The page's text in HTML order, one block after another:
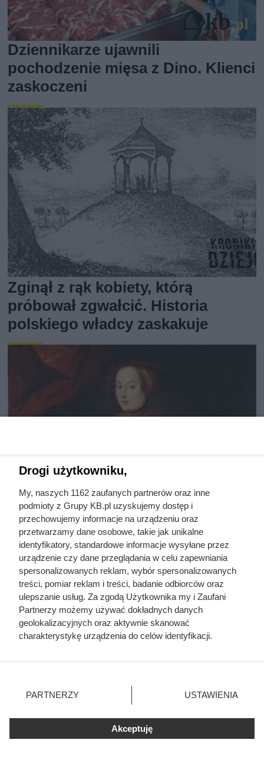
Dziennikarze ujawnili
pochodzenie mięsa z Dino. Klienci
zaskoczeni
Zginął z rąk kobiety, którą
próbował zgwałcić. Historia
polskiego władcy zaskakuje
Pierwsza żona miała 11 ataków
epilepsji w 10 godzin. Zamiast jej
pomóc, król wyjechał i szukał
ukojenia w romansach
Drogi użytkowniku,
My, naszych 1162 zaufanych partnerów oraz inne
podmioty z Grupy KB.pl uzyskujemy dostęp i
przechowujemy informacje na urządzeniu oraz
przetwarzamy dane osobowe, takie jak unikalne
identyfikatory, standardowe informacje wysyłane przez
urządzenie czy dane przeglądania w celu zapewniania
spersonalizowanych reklam, wybór spersonalizowanych
treści, pomiar reklam i treści, badanie odbiorców oraz
ulepszanie usług. Za zgodą Użytkownika my i Zaufani
Partnerzy możemy używać dokładnych danych
geolokalizacyjnych oraz aktywnie skanować
charakterystykę urządzenia do celów identyfikacji.
zmienić/wycofać klikając przycisk ustawień prywatności
znajdujący się w lewym dolnym rogu strony. Niektóre
użytkownika, ale masz prawo sprzeciwić się takiemu
przetwarzaniu. Preferencje będą miały zastosowania tylko
PARTNERZY USTAWIENIA
Akceptuję